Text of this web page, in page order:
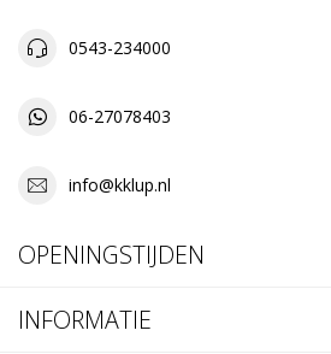
0543-234000
06-27078403
info@kklup.nl
OPENINGSTIJDEN
INFORMATIE